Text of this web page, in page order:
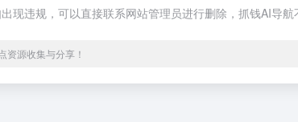
现违规，可以直接联系网站管理员进行删除，抓钱AI导航
资源收集与分享！